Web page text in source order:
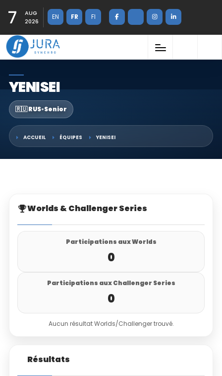
7
AUG
2026
EN FR FI
YENISEI
🇷🇺 RUS•Senior
ACCUEIL ÉQUIPES YENISEI
Worlds & Challenger Series
Participations aux Worlds
0
Participations aux Challenger Series
0
Aucun résultat Worlds/Challenger trouvé.
Résultats